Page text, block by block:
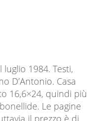
1984. Testi,
D’Antonio. Casa
16,6×24, quindi più
Le pagine
il prezzo è di